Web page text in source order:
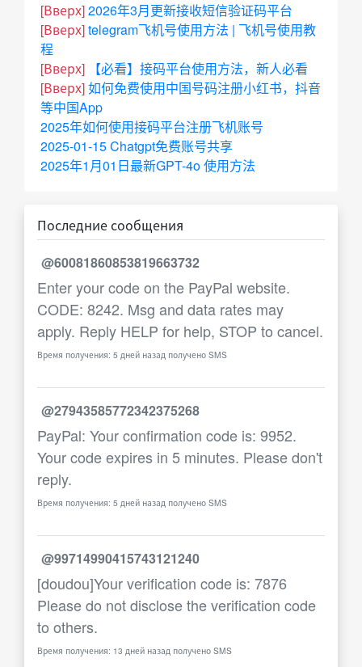
[Вверх]2026年3月更新接收短信验证码平台
[Вверх]telegram飞机号使用方法 | 飞机号使用教
程
[Вверх]
【必看】接码平台使用方法，新人必看
[Вверх]如何免费使用中国号码注册小红书，抖音
等中国App
2025年如何使用接码平台注册飞机账号
2025-01-15 Chatgpt免费账号共享
2025年1月01日最新GPT-4o 使用方法
Последние сообщения
@60081860853819663732
Enter your code on the PayPal website.
CODE: 8242. Msg and data rates may
apply. Reply HELP for help, STOP to cancel.
Время получения: 5 дней назад получено SMS
@27943585772342375268
PayPal: Your confirmation code is: 9952.
Your code expires in 5 minutes. Please don't
reply.
Время получения: 5 дней назад получено SMS
@99714990415743121240
[doudou]Your verification code is: 7876
Please do not disclose the verification code
to others.
Время получения: 13 дней назад получено SMS